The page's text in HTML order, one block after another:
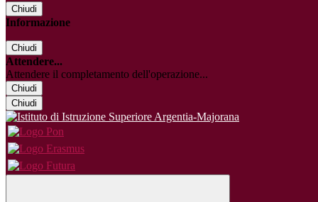
Chiudi
Informazione
Chiudi
Attendere...
Attendere il completamento dell'operazione...
Chiudi
Chiudi